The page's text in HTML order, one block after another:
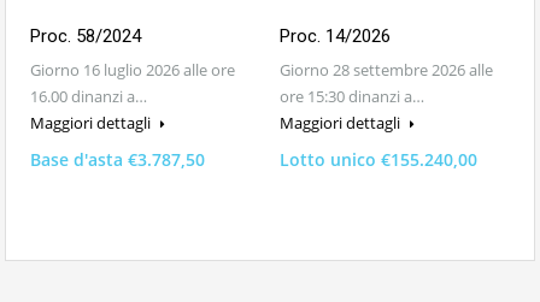
Proc. 58/2024
Giorno 16 luglio 2026 alle ore
16.00 dinanzi a…
Maggiori dettagli
Base d'asta €3.787,50
Proc. 14/2026
Giorno 28 settembre 2026 alle
ore 15:30 dinanzi a…
Maggiori dettagli
Lotto unico €155.240,00